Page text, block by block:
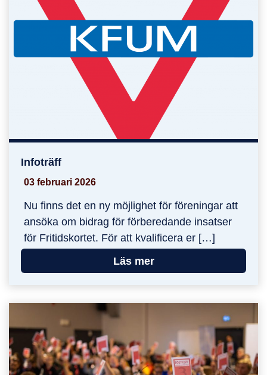
Infoträff
Infoträff
03 februari 2026
Nu finns det en ny möjlighet för föreningar att
ansöka om bidrag för förberedande insatser
för Fritidskortet. För att kvalificera er […]
Läs mer